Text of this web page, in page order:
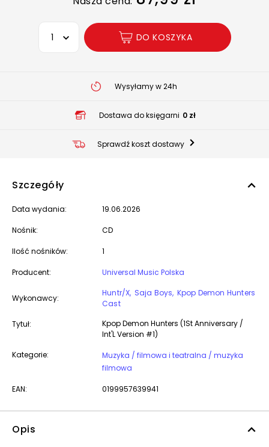
Wybierz opcję
DO KOSZYKA
Wysyłamy w 24h
Dostawa do księgarni 0 zł
Sprawdź koszt dostawy
Szczegóły
Data wydania: 19.06.2026
Nośnik: CD
Ilość nośników: 1
Producent: Universal Music Polska
Wykonawcy:
Huntr/X Saja Boys Kpop Demon Hunters
Cast
Tytuł:
Kpop Demon Hunters (1St Anniversary /
Int'L Version #1)
Kategorie:
Muzyka / filmowa i teatralna / muzyka
filmowa
EAN: 0199957639941
Opis